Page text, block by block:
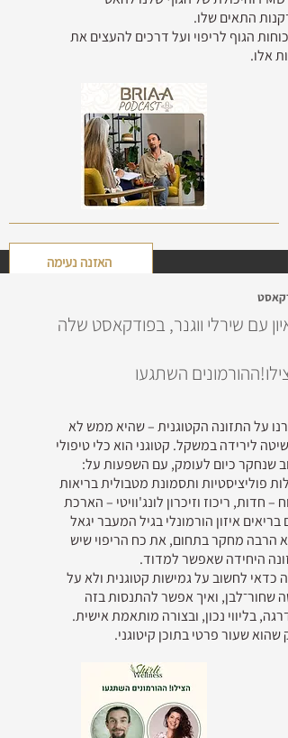
התאים שלו.
כוחות הגוף לריפוי ועל דרכים להעצים את
אלו.
האזנה נעימה
עם שירלי ווגנר, בפודקאסט שלה
השתגעו
על התזונה הקטוגנית – שהיא ממש לא
שיטה לירידה במשקל. קטוגני הוא כלי טיפולי
שנחקר כיום לעומק, עם השפעות על:
פוליציסטיות ותסמונת מטבולית בריאות
– חדות, ריכוז וזיכרון לונג'וויטי – הארכת
בריאים איזון הורמונלי בגיל המעבר יגאל
הרבה מחקר בתחום, את כח הריפוי שיש
היחידה שאפשר למדוד.
כדאי לחשוב על גמישות קטוגנית ולא על
שחור־לבן, ואיך אפשר להתנסות בזה
בליווי נכון, ובצורה מותאמת אישית.
שהוא שעור פרטי בתוכן קיטוגני.